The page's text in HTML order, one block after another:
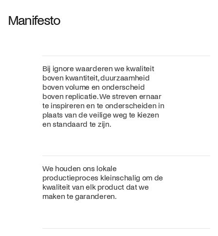
Manifesto
Bij ignore waarderen we kwaliteit
boven kwantiteit, duurzaamheid
boven volume en onderscheid
boven replicatie. We streven ernaar
te inspireren en te onderscheiden in
plaats van de veilige weg te kiezen
en standaard te zijn.
We houden ons lokale
productieproces kleinschalig om de
kwaliteit van elk product dat we
maken te garanderen.